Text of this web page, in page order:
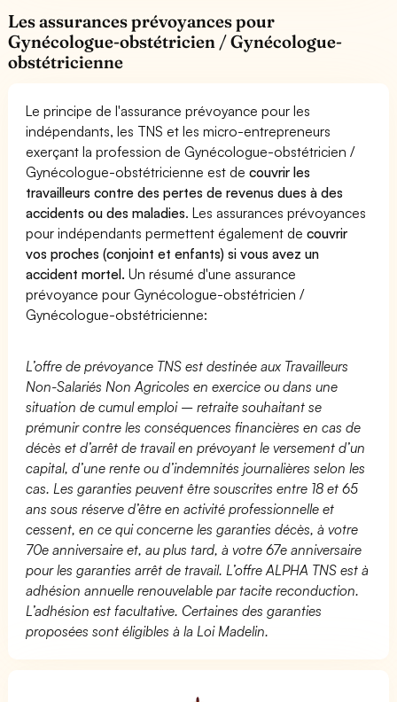
Les assurances prévoyances pour
Gynécologue-obstétricien / Gynécologue-
obstétricienne
Le principe de l'assurance prévoyance pour les
indépendants, les TNS et les micro-entrepreneurs
exerçant la profession de Gynécologue-obstétricien /
Gynécologue-obstétricienne est decouvrir les
travailleurs contre des pertes de revenus dues à des
accidents ou des maladies. Les assurances prévoyances
pour indépendants permettent également decouvrir
vos proches (conjoint et enfants) si vous avez un
accident mortel. Un résumé d'une assurance
prévoyance pour Gynécologue-obstétricien /
Gynécologue-obstétricienne:
L’offre de prévoyance TNS est destinée aux Travailleurs
Non-Salariés Non Agricoles en exercice ou dans une
situation de cumul emploi – retraite souhaitant se
prémunir contre les conséquences financières en cas de
décès et d’arrêt de travail en prévoyant le versement d’un
capital, d’une rente ou d’indemnités journalières selon les
cas. Les garanties peuvent être souscrites entre 18 et 65
ans sous réserve d’être en activité professionnelle et
cessent, en ce qui concerne les garanties décès, à votre
70e anniversaire et, au plus tard, à votre 67e anniversaire
pour les garanties arrêt de travail. L’offre ALPHA TNS est à
adhésion annuelle renouvelable par tacite reconduction.
L’adhésion est facultative. Certaines des garanties
proposées sont éligibles à la Loi Madelin.